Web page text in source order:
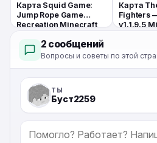
Карта Squid Game:
Jump Rope Game
Recreation Minecraft
Карта
Fighters
v1.1.9.5
2 сообщений
Вопросы и советы по этой
ТЫ
Буст2259
СООБЩЕНИЕ